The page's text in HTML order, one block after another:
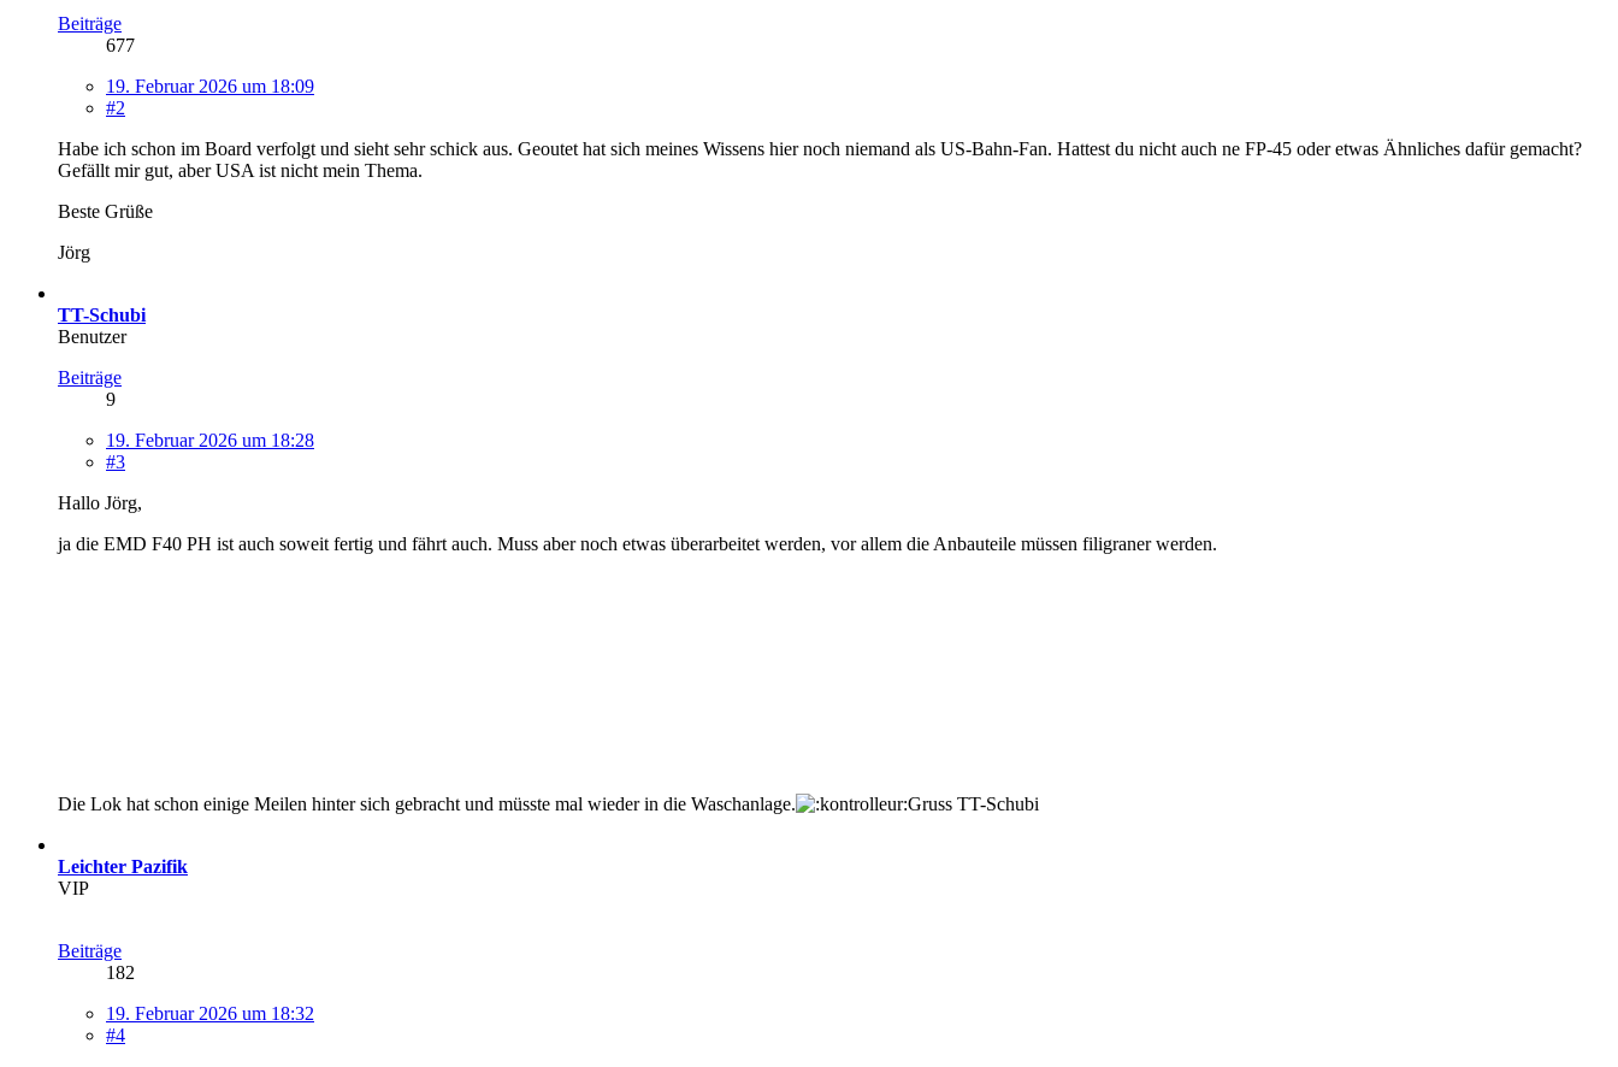
Beiträge
677
19. Februar 2026 um 18:09
#2
Habe ich schon im Board verfolgt und sieht sehr schick aus. Geoutet hat sich meines Wissens hier noch niemand als US-Bahn-Fan. Hattest du nicht auch ne FP-45 oder etwas Ähnliches dafür gemacht?
Gefällt mir gut, aber USA ist nicht mein Thema.
Beste Grüße
Jörg
TT-Schubi
Benutzer
Beiträge
9
19. Februar 2026 um 18:28
#3
Hallo Jörg,
ja die EMD F40 PH ist auch soweit fertig und fährt auch. Muss aber noch etwas überarbeitet werden, vor allem die Anbauteile müssen filigraner werden.
Die Lok hat schon einige Meilen hinter sich gebracht und müsste mal wieder in die Waschanlage. Gruss TT-Schubi
Leichter Pazifik
VIP
Beiträge
182
19. Februar 2026 um 18:32
#4